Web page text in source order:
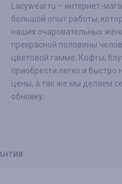
Lacywear.ru – интернет-
большой опыт работы,
наших очаровательных
прекрасной половины
цветовой гамме. Кофты,
приобрести легко и
цены, а так же мы делаем
обновку.